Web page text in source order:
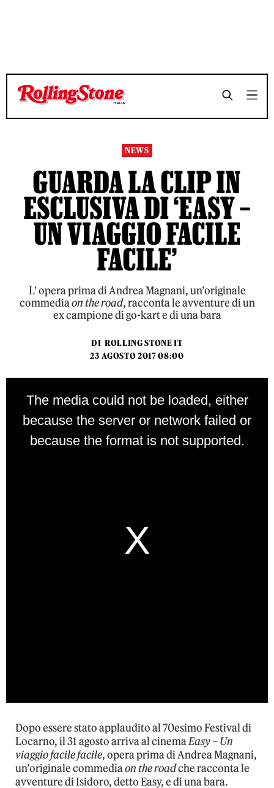
TEMPO DI LETTURA 3 MINUTI SHARE
TEMPO DI LETTURA 3 MINUTI SHARE
NEWS
GUARDA LA CLIP IN
ESCLUSIVA DI ‘EASY –
UN VIAGGIO FACILE
FACILE’
L' opera prima di Andrea Magnani, un’originale
commediaon the road, racconta le avventure di un
ex campione di go-kart e di una bara
DI ROLLING STONE IT
23 AGOSTO 2017 08:00
Dopo essere stato applaudito al 70esimo Festival di
Locarno, il 31 agosto arriva al cinemaEasy – Un
viaggio facile facile, opera prima di Andrea Magnani,
un’originale commediaon the roadche racconta le
avventure di Isidoro, detto Easy, e di una bara.